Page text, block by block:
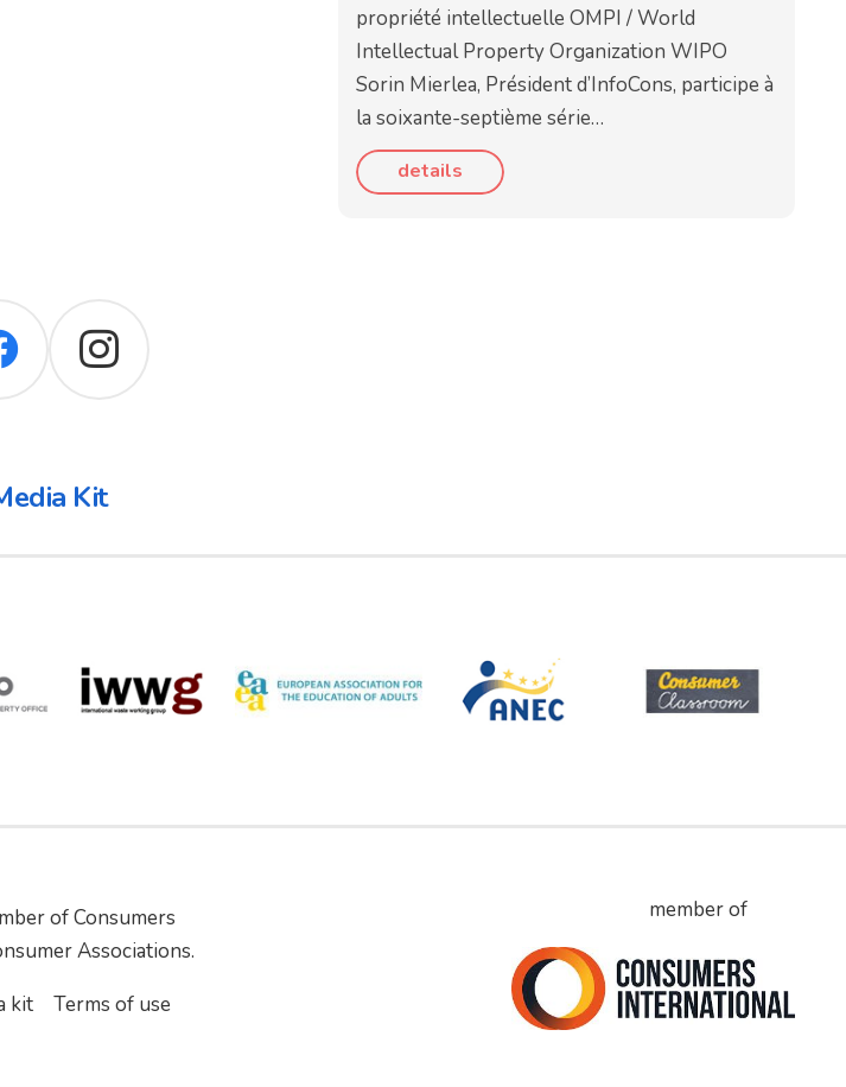
propriété intellectuelle OMPI / World
Intellectual Property Organization WIPO
Sorin Mierlea, Président d’InfoCons, participe à
la soixante-septième série…
details
Kit
of Consumers
Associations.
kit
Terms of use
member of